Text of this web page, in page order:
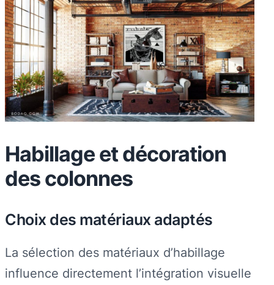
Habillage et décoration
des colonnes
Choix des matériaux adaptés
La sélection des matériaux d’habillage
influence directement l’intégration visuelle